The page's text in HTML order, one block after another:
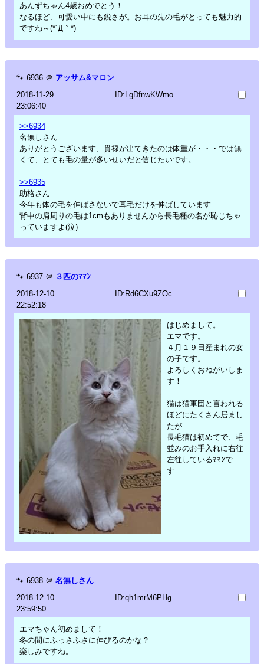
あんずちゃん4歳おめでとう！
なるほど、可愛い中にも鋭さが。お耳の先の毛がとっても魅力的
ですね～(*´Д｀*)
🐾 6936 ＠ アッサム&マロン
2018-11-29
23:06:40
ID:LgDfnwKWmo
>>6934
名無しさん
ありがとうございます、貫禄が出てきたのは体重が・・・では無
くて、とても毛の量が多いせいだと信じたいです。
>>6935
助格さん
今年も体の毛を伸ばさないで耳毛だけを伸ばしています
背中の肩周りの毛は1cmもありませんから長毛種の名が恥じちゃ
っていますよ(泣)
🐾 6937 ＠ ３匹のﾏﾏﾝ
2018-12-10
22:52:18
ID:Rd6CXu9ZOc
はじめまして。
エマです。
４月１９日産まれの女
の子です。
よろしくおねがいしま
す！
猫は猫軍団と言われる
ほどにたくさん居まし
たが
長毛猫は初めてで、毛
並みのお手入れに右往
左往しているﾏﾏﾝで
す…
🐾 6938 ＠ 名無しさん
2018-12-10
23:59:50
ID:qh1mrM6PHg
エマちゃん初めまして！
冬の間にふっさふさに伸びるのかな？
楽しみですね。